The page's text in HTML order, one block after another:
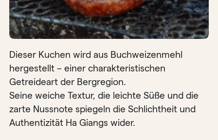
Dieser Kuchen wird aus Buchweizenmehl
hergestellt – einer charakteristischen
Getreideart der Bergregion.
Seine weiche Textur, die leichte Süße und die
zarte Nussnote spiegeln die Schlichtheit und
Authentizität Ha Giangs wider.